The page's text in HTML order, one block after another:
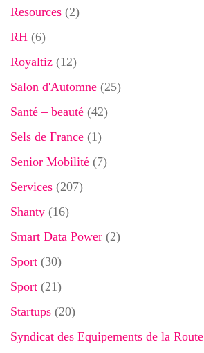
Resources (2)
RH (6)
Royaltiz (12)
Salon d'Automne (25)
Santé – beauté (42)
Sels de France (1)
Senior Mobilité (7)
Services (207)
Shanty (16)
Smart Data Power (2)
Sport (30)
Sport (21)
Startups (20)
Syndicat des Equipements de la Route